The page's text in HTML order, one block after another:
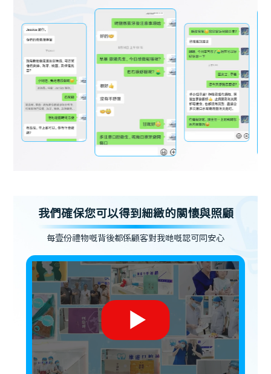
我們確保您可以得到細緻的關懷與照顧
每壹份禮物嘅背後都係顧客對我哋嘅認可同安心